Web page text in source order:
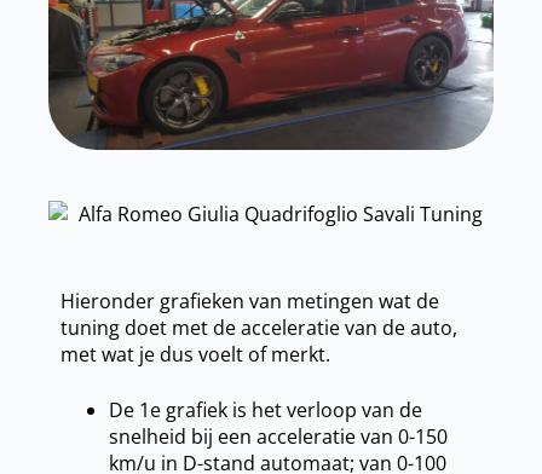
Hieronder grafieken van metingen wat de
tuning doet met de acceleratie van de auto,
met wat je dus voelt of merkt.
De 1e grafiek is het verloop van de
snelheid bij een acceleratie van 0-150
km/u in D-stand automaat; van 0-100